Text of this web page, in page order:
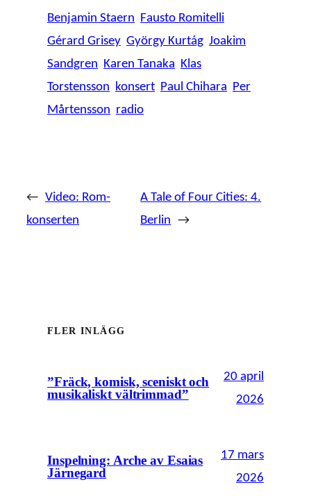
Benjamin Staern Fausto Romitelli
Gérard Grisey György Kurtág Joakim
Sandgren Karen Tanaka Klas
Torstensson konsert Paul Chihara Per
Mårtensson radio
← Video: Rom-
konserten
A Tale of Four Cities: 4.
Berlin →
FLER INLÄGG
”Fräck, komisk, sceniskt och
musikaliskt vältrimmad”
20 april
2026
Inspelning: Arche av Esaias
Järnegard
17 mars
2026